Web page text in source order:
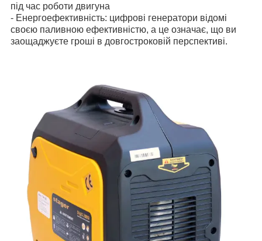
під час роботи двигуна
- Енергоефективність: цифрові генератори відомі
своєю паливною ефективністю, а це означає, що ви
заощаджуєте гроші в довгостроковій перспективі.